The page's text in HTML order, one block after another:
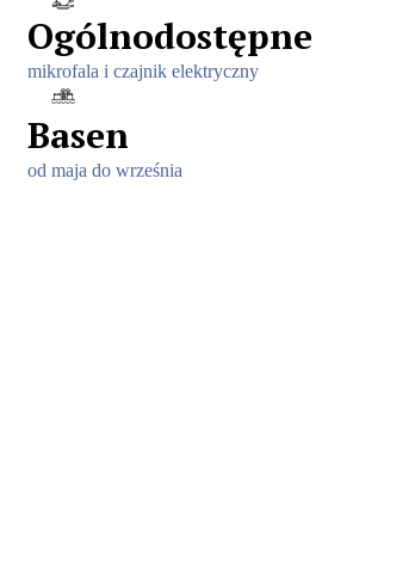
Ogólnodostępne
mikrofala i czajnik elektryczny
Basen
od maja do września